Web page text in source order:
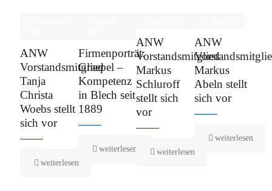
ANW
Vorstandsmitglied
Tanja
Christa
Woebs stellt
sich vor
weiterlesen
Firmenporträt:
Graepel –
Kompetenz
in Blech seit
1889
weiterlesen
ANW
Vorstandsmitglied
Markus
Schluroff
stellt sich
vor
weiterlesen
ANW
Markus
Abeln stellt
sich vor
weiterlesen